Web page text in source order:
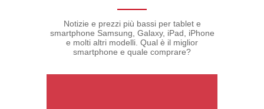
Notizie e prezzi più bassi per tablet e
smartphone Samsung, Galaxy, iPad, iPhone
e molti altri modelli. Qual è il miglior
smartphone e quale comprare?